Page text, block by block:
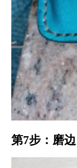
第7步：磨边